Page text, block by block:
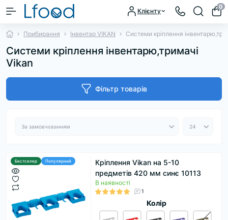
Клієнту
0
Прибирання Інвентар VIKAN Системи кріплення
Системи кріплення інвентарю,тримачі
Vikan
Фільтр товарів
Бестселер Популярний
Кріплення Vikan на 5-10
предметів 420 мм синє 10113
В наявності
1
Колір